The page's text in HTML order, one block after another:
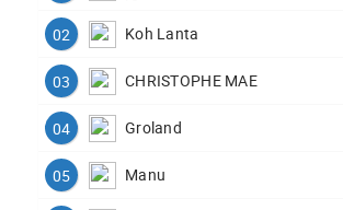
02 Koh Lanta
03 CHRISTOPHE MAE
04 Groland
05 Manu